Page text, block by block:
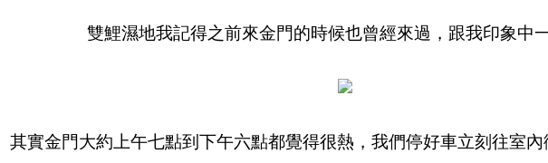
雙鯉濕地我記得之前來金門的時候也曾經來過，跟我印象中
其實金門大約上午七點到下午六點都覺得很熱，我們停好車立刻往室